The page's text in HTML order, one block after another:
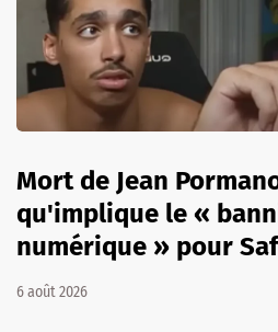
Mort de Jean
qu'implique le «
numérique » pour
6 août 2026